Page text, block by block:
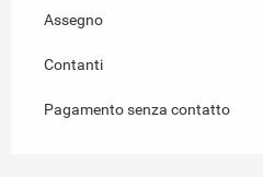
Assegno
Contanti
Pagamento senza contatto